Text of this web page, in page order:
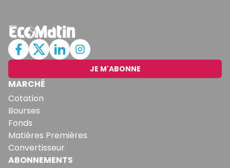
JE M'ABONNE
MARCHÉ
Cotation
Bourses
Fonds
Matières Premières
Convertisseur
ABONNEMENTS